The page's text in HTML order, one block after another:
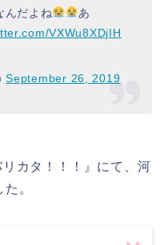
んだよね
あ
VXWu8XDjIH
September 26, 2019
カタ！！！』にて、河
。